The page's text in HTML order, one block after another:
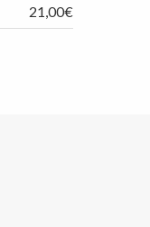
21,00€